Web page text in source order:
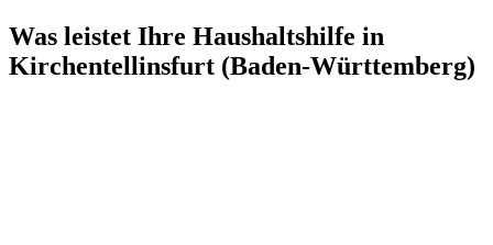
Was leistet Ihre Haushaltshilfe in
Kirchentellinsfurt (Baden-Württemberg)